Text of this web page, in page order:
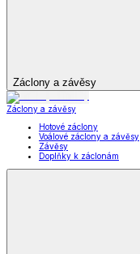
Záclony a závěsy
Záclony a závěsy
Hotové záclony
Voálové záclony a závěsy
Závěsy
Doplňky k záclonám